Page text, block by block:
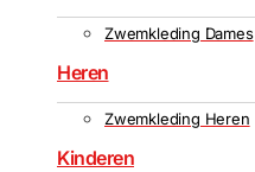
Zwemkleding Dames
Heren
Zwemkleding Heren
Kinderen